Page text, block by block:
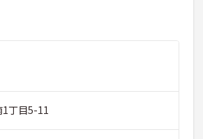
1丁目5-11